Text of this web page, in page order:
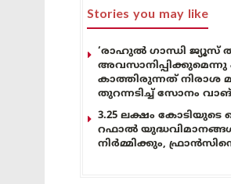
Stories you may like
‘രാഹുൽ ഗാന്ധി ജ്യൂസ്
കാത്തിരുന്നത് നിരാശ
തുറന്നടിച്ച് സോനം
3.25 ലക്ഷം കോടിയുടെ
റഫാൽ
നിർമ്മിക്കും,